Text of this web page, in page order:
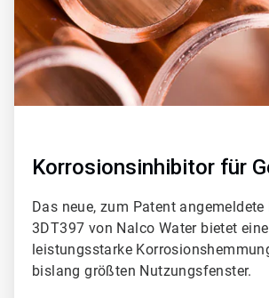
Korrosionsinhibitor für
Das neue, zum Patent
3DT397 von Nalco Water bietet
leistungsstarke
bislang größten Nutzungsfenster.